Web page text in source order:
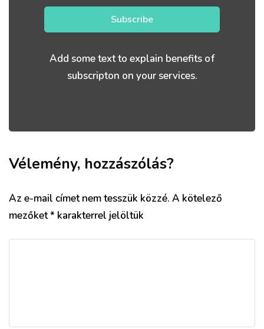
Subscribe
Add some text to explain benefits of
subscripton on your services.
Vélemény, hozzászólás?
Az e-mail címet nem tesszük közzé. A kötelező
mezőket* karakterrel jelöltük